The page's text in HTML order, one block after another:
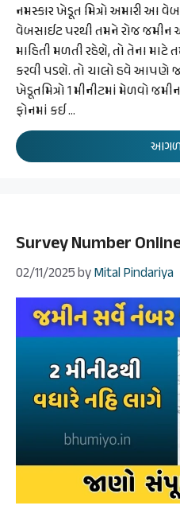
નમસ્કાર ખેડૂત મિત્રો અમારી આ
વેબસાઈટ પરથી તમને રોજ જમીન
માહિતી મળતી રહેશે, તો તેના માટે
કરવી પડશે. તો ચાલો હવે આપણે
ખેડૂતમિત્રો 1 મીનીટમાં મેળવો
ફોનમાં કઈ …
આગળ
Survey Number Online
02/11/2025byMital Pindariya